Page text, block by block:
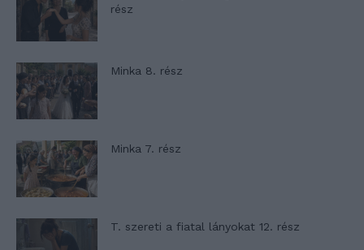
rész
Minka 8. rész
Minka 7. rész
T. szereti a fiatal lányokat 12. rész